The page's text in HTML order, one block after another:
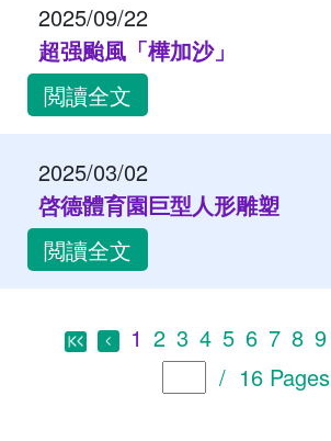
2025/09/22
超强颱風「樺加沙」
閲讀全文
2025/03/02
啓德體育園巨型人形雕塑
閲讀全文
1 2 3 4 5 6 7 8 9
/ 16 Pages